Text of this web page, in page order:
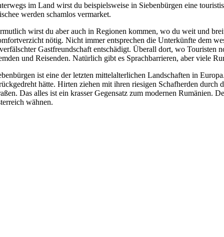
im Land wirst du beispielsweise in Siebenbürgen eine
werden schamlos vermarket.
wirst du aber auch in Regionen kommen, wo du weit und
nötig. Nicht immer entsprechen die Unterkünfte dem
Gastfreundschaft entschädigt. Überall dort, wo Touristen
und Reisenden. Natürlich gibt es Sprachbarrieren, aber viele
ist eine der letzten mittelalterlichen Landschaften in
hätte. Hirten ziehen mit ihren riesigen Schafherden
Das alles ist ein krasser Gegensatz zum modernen Rumänien.
wähnen.